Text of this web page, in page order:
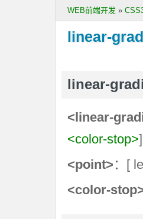
WEB前端开发 »
linear-
linear-
<linear-
<color-stop>
<point> ：[
<color-